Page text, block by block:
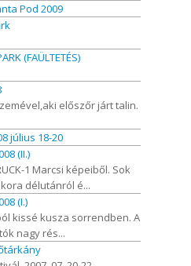
Pod 2009
(FAÜLTETÉS)
előszőr járt talin.
július 18-20
(II.)
1 Marcsi képeiből. Sok
délutánról é...
(I.)
kissé kusza sorrendben. A
nagy rés...